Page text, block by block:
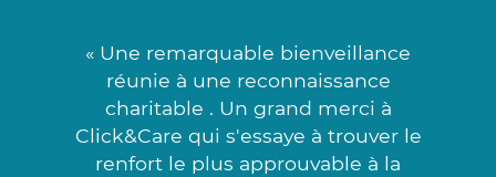
« Une remarquable bienveillance
réunie à une reconnaissance
charitable . Un grand merci à
Click&Care qui s'essaye à trouver le
renfort le plus approuvable à la